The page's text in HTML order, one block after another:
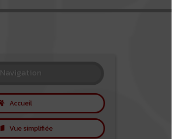
Navigation
Accueil
Vue simplifiée